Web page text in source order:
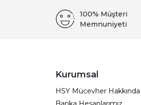
100% Müşteri
Memnuniyeti
Kurumsal
HSY Mücevher Hakkında